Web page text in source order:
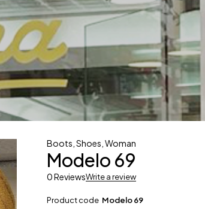
Boots ,Shoes ,Woman
Modelo 69
0 ReviewsWrite a review
Product code Modelo 69